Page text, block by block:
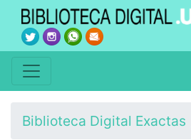
Biblioteca Digital Exactas